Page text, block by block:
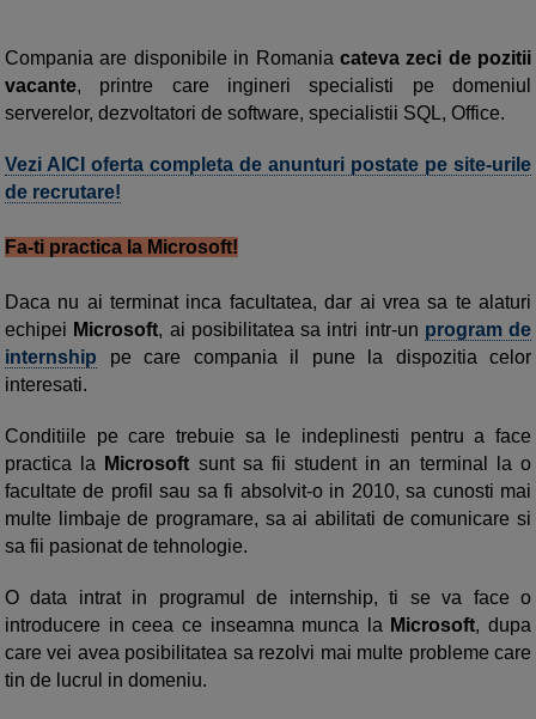
Compania are disponibile in Romania cateva zeci de pozitii
vacante, printre care ingineri specialisti pe domeniul
serverelor, dezvoltatori de software, specialistii SQL, Office.
Vezi AICI oferta completa de anunturi postate pe site-urile
de recrutare!
Fa-ti practica la Microsoft!
Daca nu ai terminat inca facultatea, dar ai vrea sa te alaturi
echipei Microsoft, ai posibilitatea sa intri intr-un program de
internship pe care compania il pune la dispozitia celor
interesati.
Conditiile pe care trebuie sa le indeplinesti pentru a face
practica la
Microsoft sunt sa fii student in an terminal la o
facultate de profil sau sa fi absolvit-o in 2010, sa cunosti mai
multe limbaje de programare, sa ai abilitati de comunicare si
sa fii pasionat de tehnologie.
O data intrat in programul de internship, ti se va face o
introducere in ceea ce inseamna munca la Microsoft, dupa
care vei avea posibilitatea sa rezolvi mai multe probleme care
tin de lucrul in domeniu.